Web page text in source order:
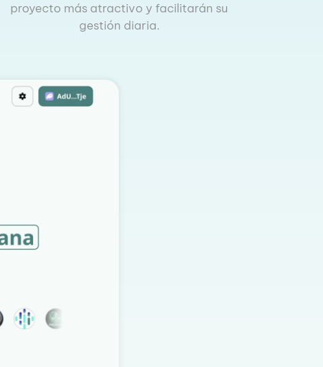
proyecto más atractivo y facilitarán su
gestión diaria.